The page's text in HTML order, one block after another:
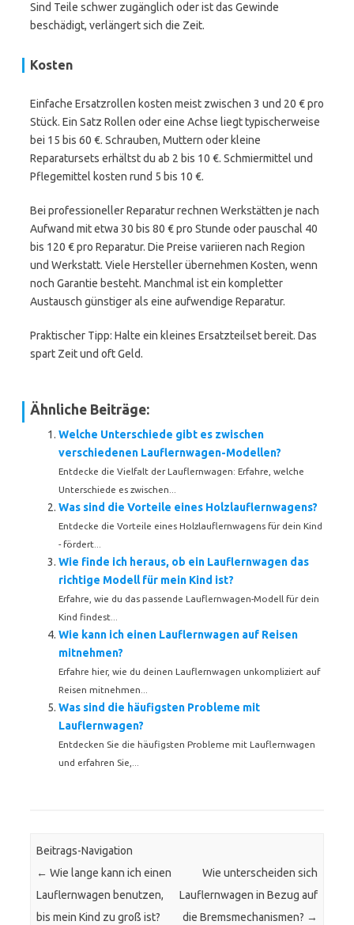
Sind Teile schwer zugänglich oder ist das Gewinde
beschädigt, verlängert sich die Zeit.
Kosten
Einfache Ersatzrollen kosten meist zwischen 3 und 20 € pro
Stück. Ein Satz Rollen oder eine Achse liegt typischerweise
bei 15 bis 60 €. Schrauben, Muttern oder kleine
Reparatursets erhältst du ab 2 bis 10 €. Schmiermittel und
Pflegemittel kosten rund 5 bis 10 €.
Bei professioneller Reparatur rechnen Werkstätten je nach
Aufwand mit etwa 30 bis 80 € pro Stunde oder pauschal 40
bis 120 € pro Reparatur. Die Preise variieren nach Region
und Werkstatt. Viele Hersteller übernehmen Kosten, wenn
noch Garantie besteht. Manchmal ist ein kompletter
Austausch günstiger als eine aufwendige Reparatur.
Praktischer Tipp: Halte ein kleines Ersatzteilset bereit. Das
spart Zeit und oft Geld.
Ähnliche Beiträge:
Welche Unterschiede gibt es zwischen
verschiedenen Lauflernwagen-Modellen?
Entdecke die Vielfalt der Lauflernwagen: Erfahre, welche
Unterschiede es zwischen...
Was sind die Vorteile eines Holzlauflernwagens?
Entdecke die Vorteile eines Holzlauflernwagens für dein Kind
- fördert...
Wie finde ich heraus, ob ein Lauflernwagen das
richtige Modell für mein Kind ist?
Erfahre, wie du das passende Lauflernwagen-Modell für dein
Kind findest...
Wie kann ich einen Lauflernwagen auf Reisen
mitnehmen?
Erfahre hier, wie du deinen Lauflernwagen unkompliziert auf
Reisen mitnehmen...
Was sind die häufigsten Probleme mit
Lauflernwagen?
Entdecken Sie die häufigsten Probleme mit Lauflernwagen
und erfahren Sie,...
Beitrags-Navigation
← Wie lange kann ich einen
Lauflernwagen benutzen,
bis mein Kind zu groß ist?
Wie unterscheiden sich
Lauflernwagen in Bezug auf
die Bremsmechanismen? →